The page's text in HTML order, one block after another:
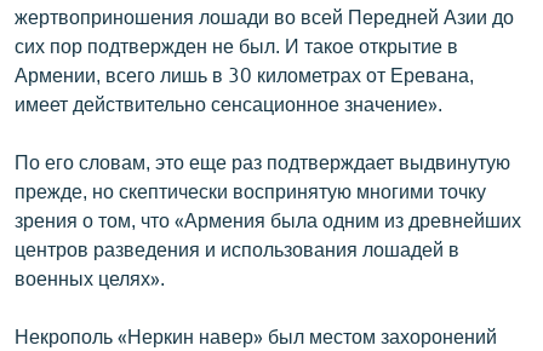
жертвоприношения лошади во всей Передней Азии до
сих пор подтвержден не был. И такое открытие в
Армении, всего лишь в 30 километрах от Еревана,
имеет действительно сенсационное значение».
По его словам, это еще раз подтверждает выдвинутую
прежде, но скептически воспринятую многими точку
зрения о том, что «Армения была одним из древнейших
центров разведения и использования лошадей в
военных целях».
Некрополь «Неркин навер» был местом захоронений